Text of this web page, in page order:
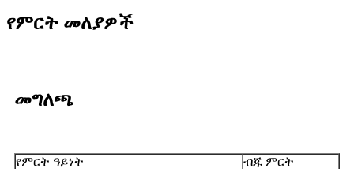
የምርት መለያዎች
መግለጫ
የምርት ዓይነት ብጁ ምርት